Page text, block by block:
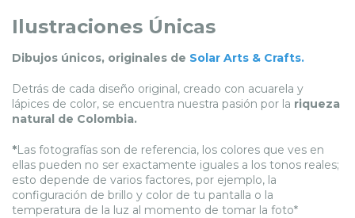
Ilustraciones Únicas
Dibujos únicos, originales de Solar Arts & Crafts.
Detrás de cada diseño original, creado con acuarela y
lápices de color, se encuentra nuestra pasión por la riqueza
natural de Colombia.
*Las fotografías son de referencia, los colores que ves en
ellas pueden no ser exactamente iguales a los tonos reales;
esto depende de varios factores, por ejemplo, la
configuración de brillo y color de tu pantalla o la
temperatura de la luz al momento de tomar la foto*